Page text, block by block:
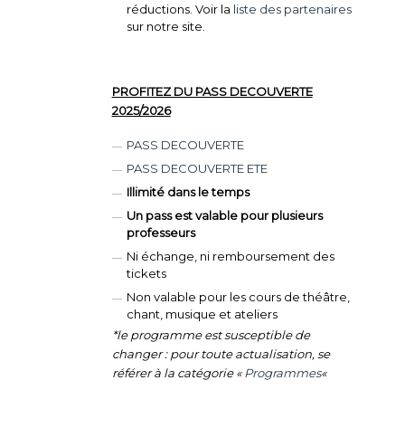
réductions. Voir la liste des partenaires
sur notre site.
PROFITEZ DU PASS DECOUVERTE
2025/2026
PASS DECOUVERTE
PASS DECOUVERTE ETE
Illimité dans le temps
Un pass est valable pour plusieurs
professeurs
Ni échange, ni remboursement des
tickets
Non valable pour les cours de théâtre,
chant, musique et ateliers
*le programme est susceptible de
changer : pour toute actualisation, se
référer à la catégorie «Programmes«